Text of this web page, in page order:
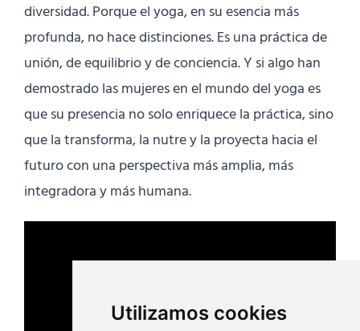
Utilizamos cookies
diversidad. Porque el yoga, en su esencia más
profunda, no hace distinciones. Es una práctica de
unión, de equilibrio y de conciencia. Y si algo han
demostrado las mujeres en el mundo del yoga es
que su presencia no solo enriquece la práctica, sino
que la transforma, la nutre y la proyecta hacia el
futuro con una perspectiva más amplia, más
integradora y más humana.